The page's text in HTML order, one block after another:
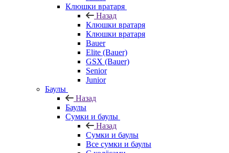
Клюшки вратаря
Назад
Клюшки вратаря
Клюшки вратаря
Bauer
Elite (Bauer)
GSX (Bauer)
Senior
Junior
Баулы
Назад
Баулы
Сумки и баулы
Назад
Сумки и баулы
Все сумки и баулы